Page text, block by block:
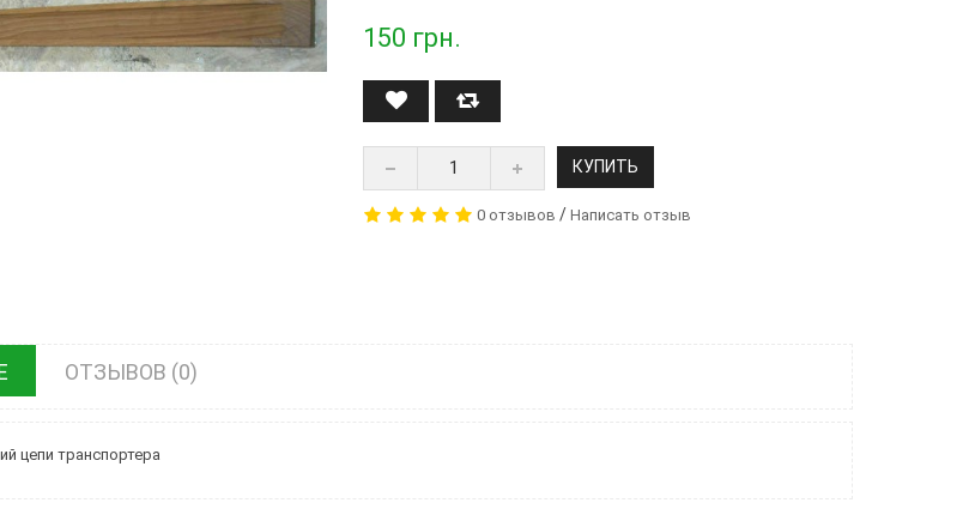
150 грн.
КУПИТЬ
0 отзывов /Написать отзыв
ОТЗЫВОВ (0)
цепи транспортера